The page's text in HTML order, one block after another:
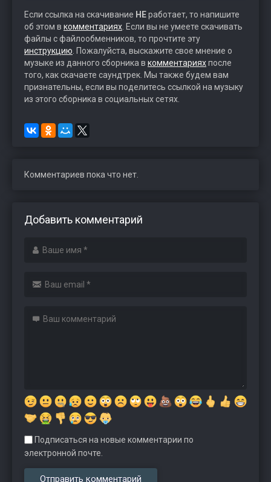
Если ссылка на скачивание НЕработает, то напишите
об этом в комментариях . Если вы не умеете скачивать
файлы с файлообменников, то прочтите эту
инструкцию . Пожалуйста, выскажите свое мнение о
музыке из данного сборника в комментарияхпосле
того, как скачаете саундтрек. Мы также будем вам
признательны, если вы поделитесь ссылкой на музыку
из этого сборника в социальных сетях.
Комментариев пока что нет.
Добавить комментарий
Подписаться на новые комментарии по
электронной почте.